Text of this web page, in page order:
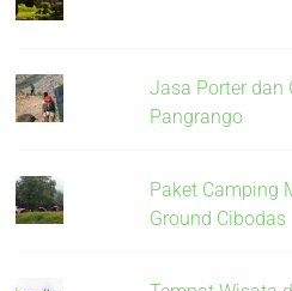
Jasa Porter dan
Pangrango
Paket Camping
Ground Cibodas